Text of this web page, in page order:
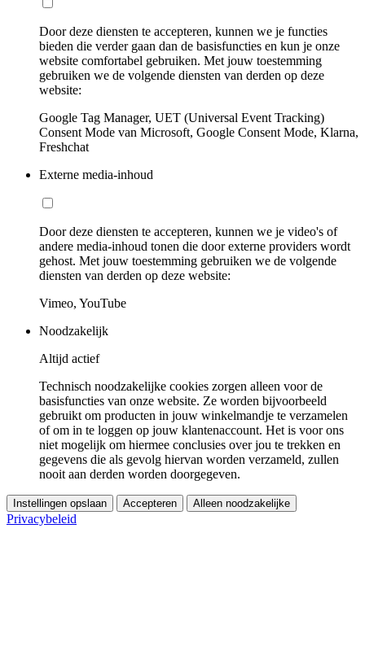
Door deze diensten te accepteren, kunnen we je functies
bieden die verder gaan dan de basisfuncties en kun je onze
website comfortabel gebruiken. Met jouw toestemming
gebruiken we de volgende diensten van derden op deze
website:
Google Tag Manager, UET (Universal Event Tracking)
Consent Mode van Microsoft, Google Consent Mode, Klarna,
Freshchat
Externe media-inhoud
Door deze diensten te accepteren, kunnen we je video's of
andere media-inhoud tonen die door externe providers wordt
gehost. Met jouw toestemming gebruiken we de volgende
diensten van derden op deze website:
Vimeo, YouTube
Noodzakelijk
Altijd actief
Technisch noodzakelijke cookies zorgen alleen voor de
basisfuncties van onze website. Ze worden bijvoorbeeld
gebruikt om producten in jouw winkelmandje te verzamelen
of om in te loggen op jouw klantenaccount. Het is voor ons
niet mogelijk om hiermee conclusies over jou te trekken en
gegevens die als gevolg hiervan worden verzameld, zullen
nooit aan derden worden doorgegeven.
Instellingen opslaan Accepteren Alleen noodzakelijke
Privacybeleid